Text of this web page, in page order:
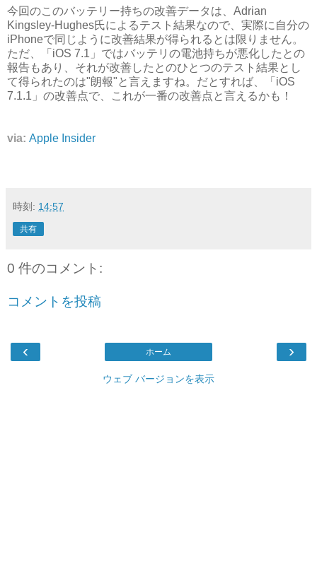
今回のこのバッテリー持ちの改善データは、Adrian
Kingsley-Hughes氏によるテスト結果なので、実際に自分の
iPhoneで同じように改善結果が得られるとは限りません。
ただ、「iOS 7.1」ではバッテリの電池持ちが悪化したとの
報告もあり、それが改善したとのひとつのテスト結果とし
て得られたのは"朗報"と言えますね。だとすれば、「iOS
7.1.1」の改善点で、これが一番の改善点と言えるかも！
via: Apple Insider
時刻: 14:57
共有
0 件のコメント:
コメントを投稿
‹ ›
ホーム
ウェブ バージョンを表示